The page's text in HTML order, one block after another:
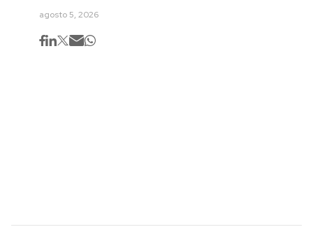
agosto 5, 2026